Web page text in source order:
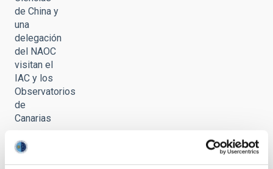
de China y
una
delegación
del NAOC
visitan el
IAC y los
Observatorios
de
Canarias